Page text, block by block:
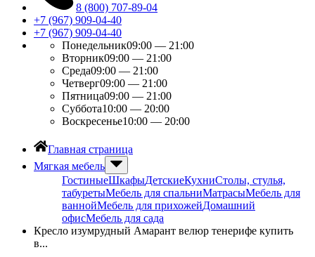
8 (800) 707-89-04
+7 (967) 909-04-40
+7 (967) 909-04-40
Понедельник09:00 — 21:00
Вторник09:00 — 21:00
Среда09:00 — 21:00
Четверг09:00 — 21:00
Пятница09:00 — 21:00
Суббота10:00 — 20:00
Воскресенье10:00 — 20:00
Главная страница
Мягкая мебель
ГостиныеШкафыДетскиеКухниСтолы, стулья,
табуретыМебель для спальниМатрасыМебель для
ваннойМебель для прихожейДомашний
офисМебель для сада
Кресло изумрудный Амарант велюр тенерифе купить
в...